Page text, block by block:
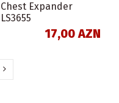
Chest Expander
LS3655
17,00 AZN